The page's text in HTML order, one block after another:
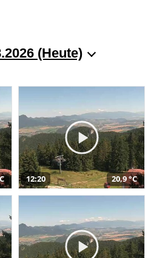
(Heute)
12:20 20,9 °C